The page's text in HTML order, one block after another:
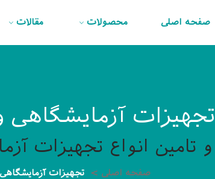
صفحه اصلی محصولات مقالات
تجهیزات آزمایشگاهی
انواع تجهیزات
صفحه اصلی تجهیزات